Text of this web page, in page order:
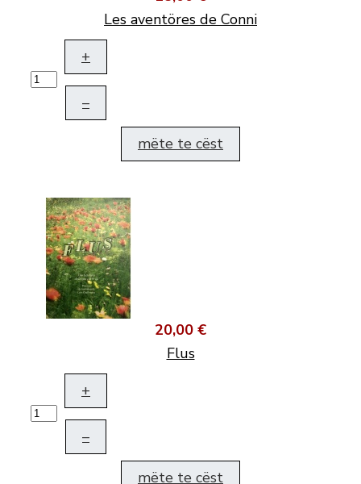
Les aventöres de Conni
+
–
mëte te cëst
20,00 €
Flus
+
–
mëte te cëst